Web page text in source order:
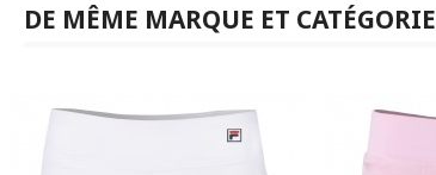
DE MÊME MARQUE ET CATÉGORIE